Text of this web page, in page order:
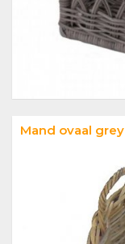
Mand ovaal grey